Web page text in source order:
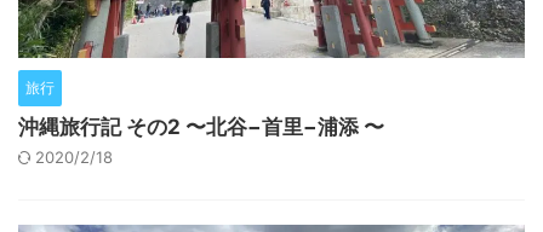
旅行
沖縄旅行記 その2 〜北谷−首里−浦添 〜
2020/2/18